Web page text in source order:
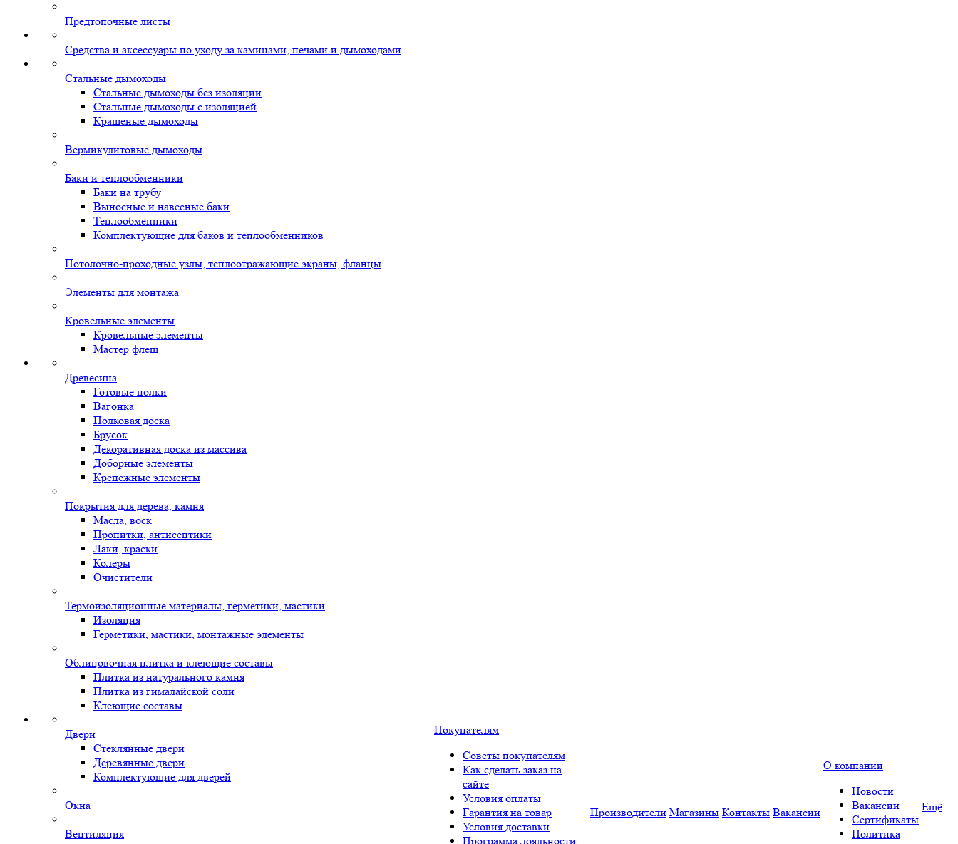
Предтопочные листы
Средства и аксессуары по уходу за каминами, печами и дымоходами
Стальные дымоходы
Стальные дымоходы без изоляции
Стальные дымоходы с изоляцией
Крашеные дымоходы
Вермикулитовые дымоходы
Баки и теплообменники
Баки на трубу
Выносные и навесные баки
Теплообменники
Комплектующие для баков и теплообменников
Потолочно-проходные узлы, теплоотражающие экраны, фланцы
Элементы для монтажа
Кровельные элементы
Кровельные элементы
Мастер флеш
Древесина
Готовые полки
Вагонка
Полковая доска
Брусок
Декоративная доска из массива
Доборные элементы
Крепежные элементы
Покрытия для дерева, камня
Масла, воск
Пропитки, антисептики
Лаки, краски
Колеры
Очистители
Термоизоляционные материалы, герметики, мастики
Изоляция
Герметики, мастики, монтажные элементы
Облицовочная плитка и клеющие составы
Плитка из натурального камня
Плитка из гималайской соли
Клеющие составы
Двери
Стеклянные двери
Деревянные двери
Комплектующие для дверей
Окна
Вентиляция
Покупателям
Советы покупателям
Как сделать заказ на
сайте
Условия оплаты
Гарантия на товар
Условия доставки
Программа лояльности
Производители Магазины Контакты Вакансии
О компании
Новости
Вакансии
Сертификаты
Политика
Ещё